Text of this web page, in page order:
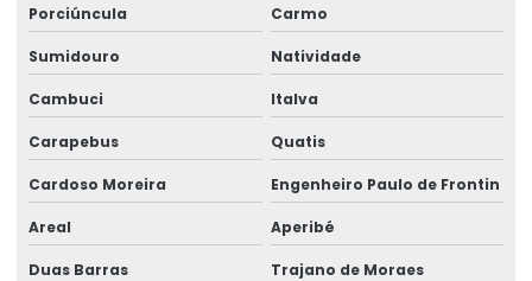
Tela soldada preço
Tela soldada preço por metro
Tela soldada q 92
Tela soldada valor
Treliça nervurada
Porciúncula Carmo
Sumidouro Natividade
Cambuci Italva
Carapebus Quatis
Cardoso Moreira Engenheiro Paulo de Frontin
Areal Aperibé
Duas Barras Trajano de Moraes